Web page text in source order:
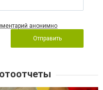
анонимно
Отправить